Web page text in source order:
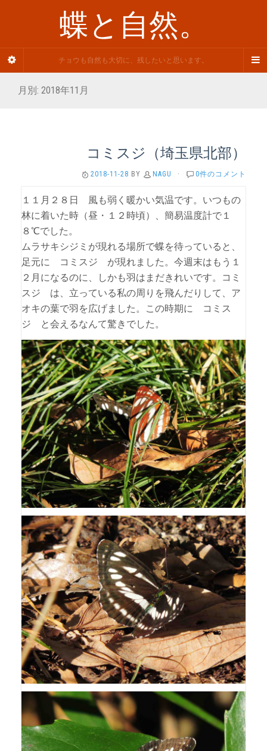
蝶と自然。
チョウも自然も大切に、残したいと思います。
月別: 2018年11月
コミスジ（埼玉県北部）
2018-11-28 BY NAGU · 0件のコメント
１１月２８日 風も弱く暖かい気温です。いつもの
林に着いた時（昼・１２時頃）、簡易温度計で１
８℃でした。
ムラサキシジミが現れる場所で蝶を待っていると、
足元に コミスジ が現れました。今週末はもう１
２月になるのに、しかも羽はまだきれいです。コミ
スジ は、立っている私の周りを飛んだりして、ア
オキの葉で羽を広げました。この時期に コミス
ジ と会えるなんて驚きでした。